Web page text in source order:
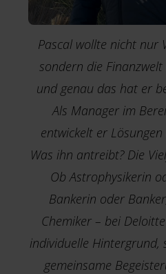
Pascal wollte nicht nur
sondern die
und genau das hat er
Als Manager im
entwickelt er
Was ihn antreibt? Die
Ob Astrophysikerin
Bankerin oder
Chemiker – bei
individuelle Hintergrund,
gemeinsame